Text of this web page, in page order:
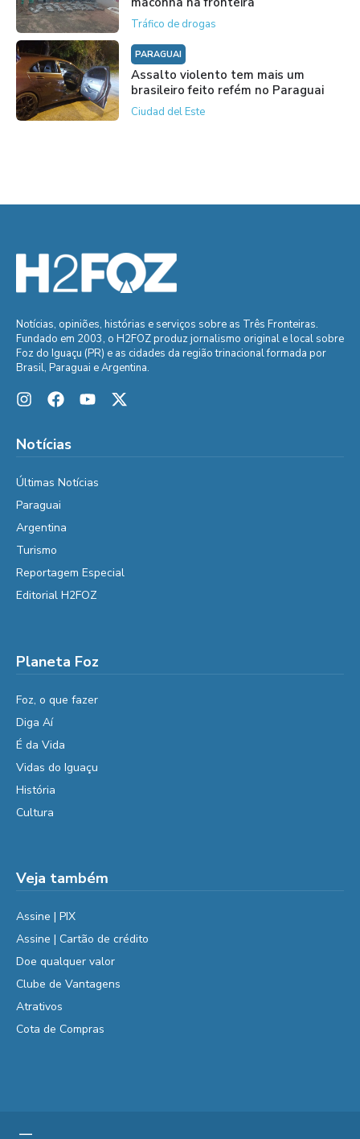
Tráfico de drogas
PARAGUAI
Assalto violento tem mais um
brasileiro feito refém no Paraguai
Ciudad del Este
Notícias, opiniões, histórias e serviços sobre as Três Fronteiras.
Fundado em 2003, o H2FOZ produz jornalismo original e local sobre
Foz do Iguaçu (PR) e as cidades da região trinacional formada por
Brasil, Paraguai e Argentina.
Notícias
Últimas Notícias
Paraguai
Argentina
Turismo
Reportagem Especial
Editorial H2FOZ
Planeta Foz
Foz, o que fazer
Diga Aí
É da Vida
Vidas do Iguaçu
História
Cultura
Veja também
Assine | PIX
Assine | Cartão de crédito
Doe qualquer valor
Clube de Vantagens
Atrativos
Cota de Compras